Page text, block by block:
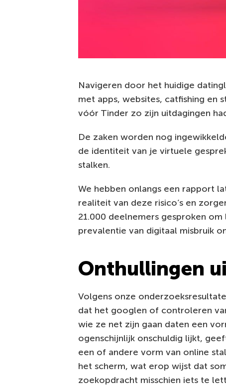
Navigeren door het huidige
met apps, websites, catfishing en
vóór Tinder zo zijn uitdagingen
De zaken worden nog
de identiteit van je virtuele
stalken.
We hebben onlangs een rapport
realiteit van deze risico’s en
21.000 deelnemers gesproken
prevalentie van digitaal misbruik
Onthullingen
Volgens onze
dat het googlen of controleren
wie ze net zijn gaan daten een
ogenschijnlijk onschuldig lijkt,
een of andere vorm van online
het scherm, wat erop wijst dat
zoekopdracht misschien iets te